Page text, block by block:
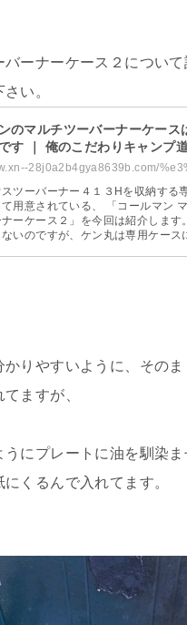
バーナーケース２につい
い。
のマルチツーバーナーケース
す ｜ 俺のこだわりキャンプ
ツーバーナー４１３Hを収納する
用意されている、 「コールマン
ーケース２」を今回は紹介します
ないのですが、ケン丸は専用ケース
かりやすいように、その
ますが、
うにプレートに油を馴染
くるんで入れてます。